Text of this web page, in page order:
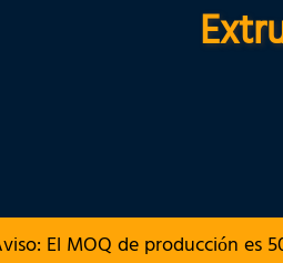
El MOQ de producción es